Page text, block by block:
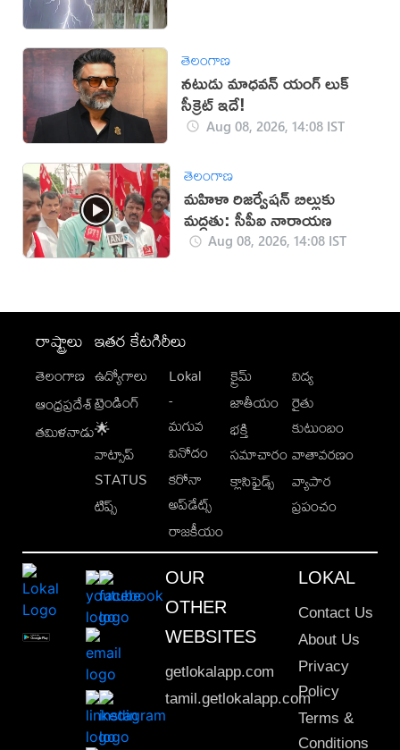
తెలంగాణ
నటుడు మాధవన్ యంగ్ లుక్
సీక్రెట్ ఇదే!
Aug 08, 2026, 14:08 IST
తెలంగాణ
మహిళా రిజర్వేషన్ బిల్లుకు
మద్దతు: సీపీఐ నారాయణ
Aug 08, 2026, 14:08 IST
రాష్ట్రాలు
తెలంగాణ
ఆంధ్రప్రదేశ్
తమిళనాడు
ఇతర కేటగిరీలు
ఉద్యోగాలు
ట్రెండింగ్
🌟
వాట్సాప్
STATUS
టిప్స్
Lokal
-
మగువ
వినోదం
కరోనా
అప్‌డేట్స్
రాజకీయం
క్రైమ్
జాతీయం
భక్తి
సమాచారం
క్లాసిఫైడ్స్
విద్య
రైతు
కుటుంబం
వాతావరణం
వ్యాపార
ప్రపంచం
OUR
OTHER
WEBSITES
getlokalapp.com
tamil.getlokalapp.com
LOKAL
Contact Us
About Us
Privacy
Policy
Terms &
Conditions